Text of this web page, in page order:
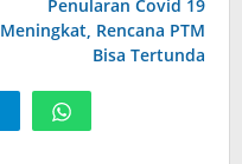
Penularan Covid 19
Meningkat, Rencana PTM
Bisa Tertunda